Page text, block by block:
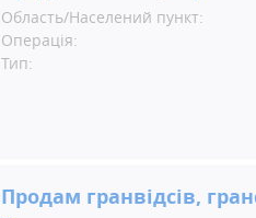
Область/Населений пункт:
Операція:
Тип:
Продам гранвідсів,